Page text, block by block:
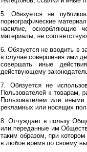
5. Обязуется не
порнографические
насилие, оскорбляющие
материалы, не
6. Обязуется не вводить в
в случае совершения ими
совершать иные
действующему
7. Обязуется не
Пользователей к товарам,
Пользователем или
рекламных или носящих
8. Отчуждает в пользу
или переданные им
таким образом, при
в любое время по своему